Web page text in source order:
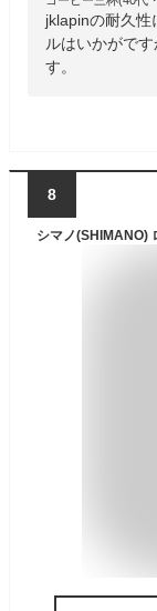
jklapinの耐久性
ルはいかがで
す。
8